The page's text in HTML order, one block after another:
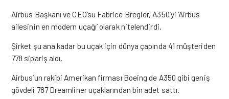
Airbus Başkanı ve CEO’su Fabrice Bregier, A350’yi ‘Airbus
ailesinin en modern uçağı’ olarak nitelendirdi.
Şirket şu ana kadar bu uçak için dünya çapında 41 müşteriden
778 sipariş aldı.
Airbus’un rakibi Amerikan firması Boeing de A350 gibi geniş
gövdeli 787 Dreamliner uçaklarından bin adet sattı.